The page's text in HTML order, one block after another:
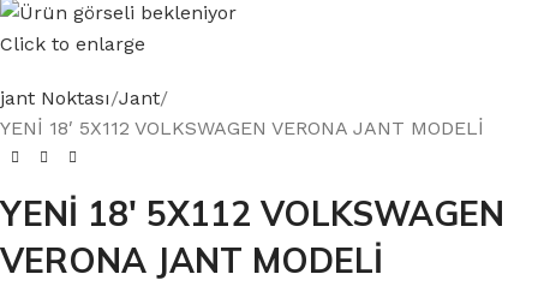
Click to enlarge
jant Noktası Jant
YENİ 18′ 5X112 VOLKSWAGEN VERONA JANT MODELİ
YENİ 18′ 5X112 VOLKSWAGEN
VERONA JANT MODELİ